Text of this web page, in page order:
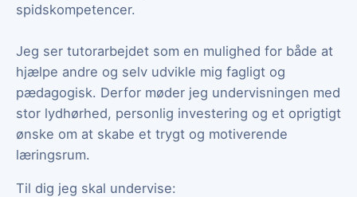
spidskompetencer.
Jeg ser tutorarbejdet som en mulighed for både at
hjælpe andre og selv udvikle mig fagligt og
pædagogisk. Derfor møder jeg undervisningen med
stor lydhørhed, personlig investering og et oprigtigt
ønske om at skabe et trygt og motiverende
læringsrum.
Til dig jeg skal undervise: